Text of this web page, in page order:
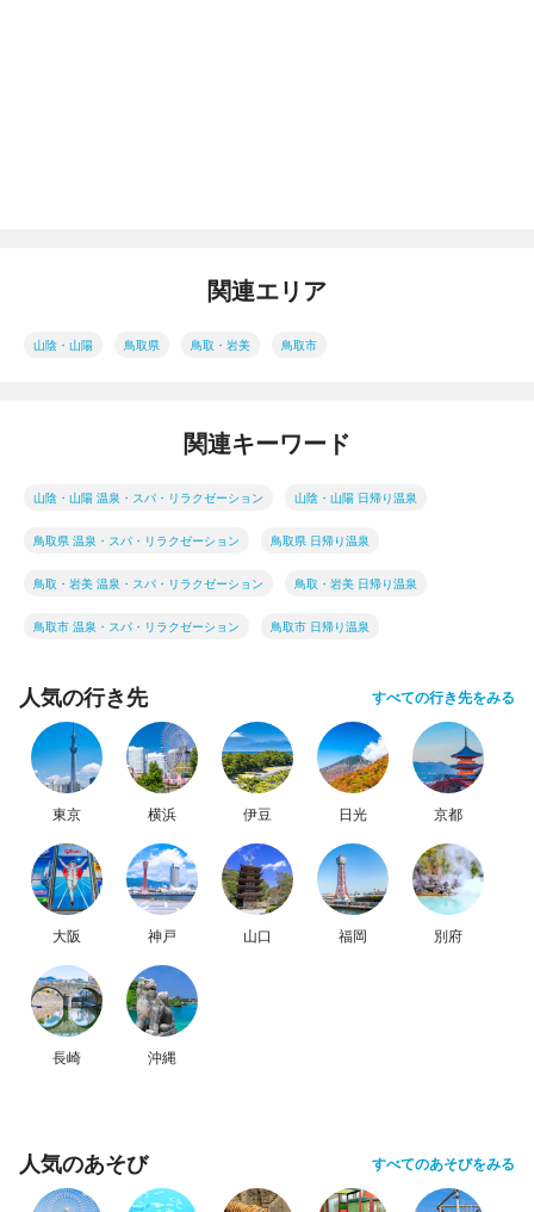
関連エリア
山陰・山陽 鳥取県 鳥取・岩美 鳥取市
関連キーワード
山陰・山陽 温泉・スパ・リラクゼーション 山陰・山陽 日帰り温泉
鳥取県 温泉・スパ・リラクゼーション 鳥取県 日帰り温泉
鳥取・岩美 温泉・スパ・リラクゼーション 鳥取・岩美 日帰り温泉
鳥取市 温泉・スパ・リラクゼーション 鳥取市 日帰り温泉
人気の行き先 すべての行き先をみる
東京 横浜 伊豆 日光 京都
大阪 神戸 山口 福岡 別府
長崎 沖縄
人気のあそび すべてのあそびをみる